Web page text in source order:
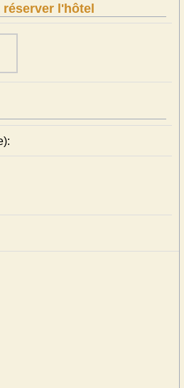
l'hôtel